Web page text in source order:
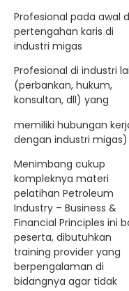
Profesional pada awal
pertengahan karis di
industri migas
Profesional di industri
(perbankan, hukum,
konsultan, dll) yang
memiliki hubungan
dengan industri migas)
Menimbang cukup
kompleknya materi
pelatihan Petroleum
Industry – Business &
Financial Principles ini
peserta, dibutuhkan
training provider yang
berpengalaman di
bidangnya agar tidak